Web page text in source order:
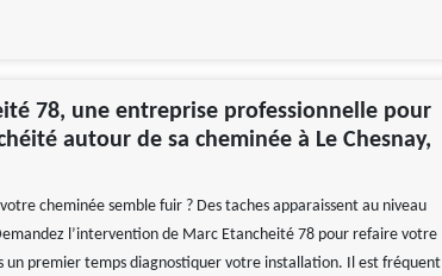
78, une entreprise professionnelle pour
autour de sa cheminée à Le Chesnay,
cheminée semble fuir ? Des taches apparaissent au niveau
l’intervention de Marc Etancheité 78 pour refaire votre
un premier temps diagnostiquer votre installation. Il est fréquent